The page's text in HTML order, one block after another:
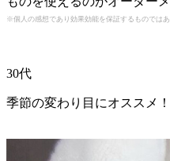
※個人の感想であり効果効能を保証するものではあ
30代
季節の変わり目にオススメ！